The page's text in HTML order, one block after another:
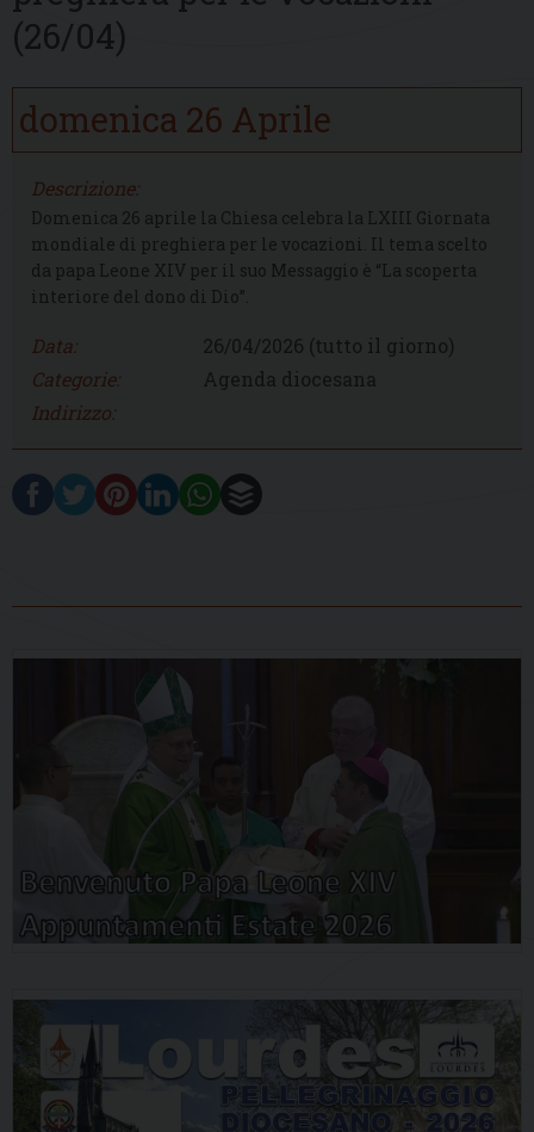
(26/04)
domenica 26 Aprile
Descrizione:
Domenica 26 aprile la Chiesa celebra la LXIII Giornata
mondiale di preghiera per le vocazioni. Il tema scelto
da papa Leone XIV per il suo Messaggio è “La scoperta
interiore del dono di Dio”.
Data: 26/04/2026 (tutto il giorno)
Categorie:
Agenda diocesana
Indirizzo: